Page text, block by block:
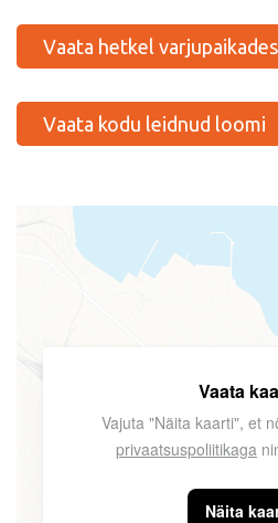
Vaata hetkel
Vaata kodu leidnud loomi
Vaata
Vajuta "Näita kaarti", et
privaatsuspoliitikaga
Näita